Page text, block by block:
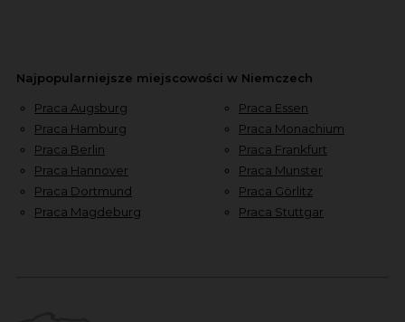
Najpopularniejsze miejscowości w Niemczech
Praca Augsburg
Praca Hamburg
Praca Berlin
Praca Hannover
Praca Dortmund
Praca Magdeburg
Praca Essen
Praca Monachium
Praca Frankfurt
Praca Munster
Praca Görlitz
Praca Stuttgar